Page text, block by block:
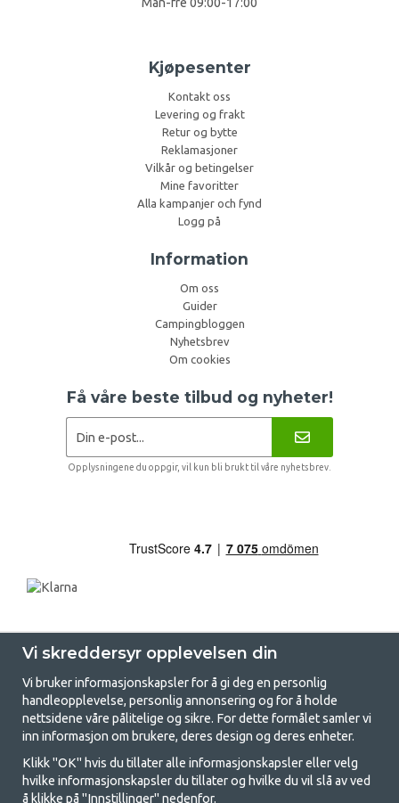
Kjøpesenter
Kontakt oss
Levering og frakt
Retur og bytte
Reklamasjoner
Vilkår og betingelser
Mine favoritter
Alla kampanjer och fynd
Logg på
Information
Om oss
Guider
Campingbloggen
Nyhetsbrev
Om cookies
Få våre beste tilbud og nyheter!
Opplysningene du oppgir, vil kun bli brukt til våre nyhetsbrev.
GetCamping - Din butikk for camping
og friluftsliv
Camping kan enten være en livsstil eller en måte å samle familien for et
Vi skreddersyr opplevelsen din
Vi bruker informasjonskapsler for å gi deg en personlig
handleopplevelse, personlig annonsering og for å holde
nettsidene våre pålitelige og sikre. For dette formålet samler vi
inn informasjon om brukere, deres design og deres enheter.
Klikk "OK" hvis du tillater alle informasjonskapsler eller velg
hvilke informasjonskapsler du tillater og hvilke du vil slå av ved
å klikke på "Innstillinger" nedenfor.